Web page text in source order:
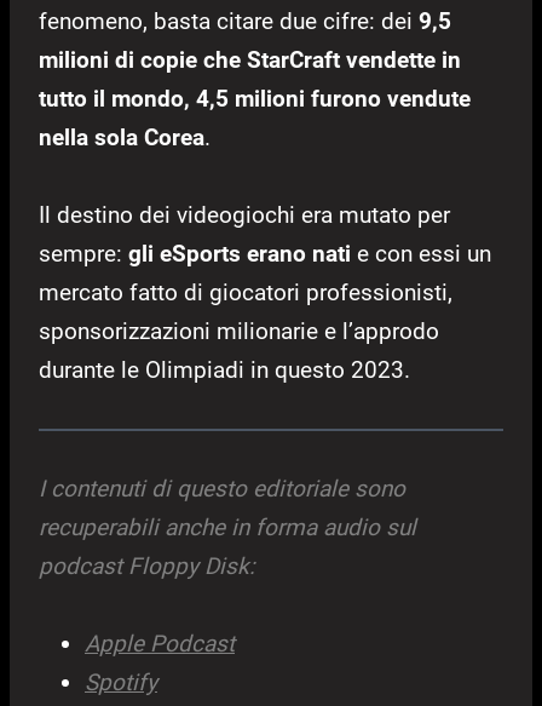
fenomeno, basta citare due cifre: dei 9,5
milioni di copie che StarCraft vendette in
tutto il mondo, 4,5 milioni furono vendute
nella sola Corea.
Il destino dei videogiochi era mutato per
sempre: gli eSports erano nati e con essi un
mercato fatto di giocatori professionisti,
sponsorizzazioni milionarie e l’approdo
durante le Olimpiadi in questo 2023.
I contenuti di questo editoriale sono
recuperabili anche in forma audio sul
podcast Floppy Disk:
Apple Podcast
Spotify